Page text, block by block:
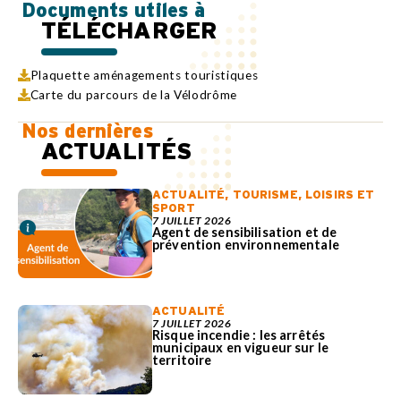
Documents utiles à
TÉLÉCHARGER
Plaquette aménagements touristiques
Carte du parcours de la Vélodrôme
Nos dernières
ACTUALITÉS
ACTUALITÉ, TOURISME, LOISIRS ET
SPORT
7 JUILLET 2026
Agent de sensibilisation et de
prévention environnementale
ACTUALITÉ
7 JUILLET 2026
Risque incendie : les arrêtés
municipaux en vigueur sur le
territoire